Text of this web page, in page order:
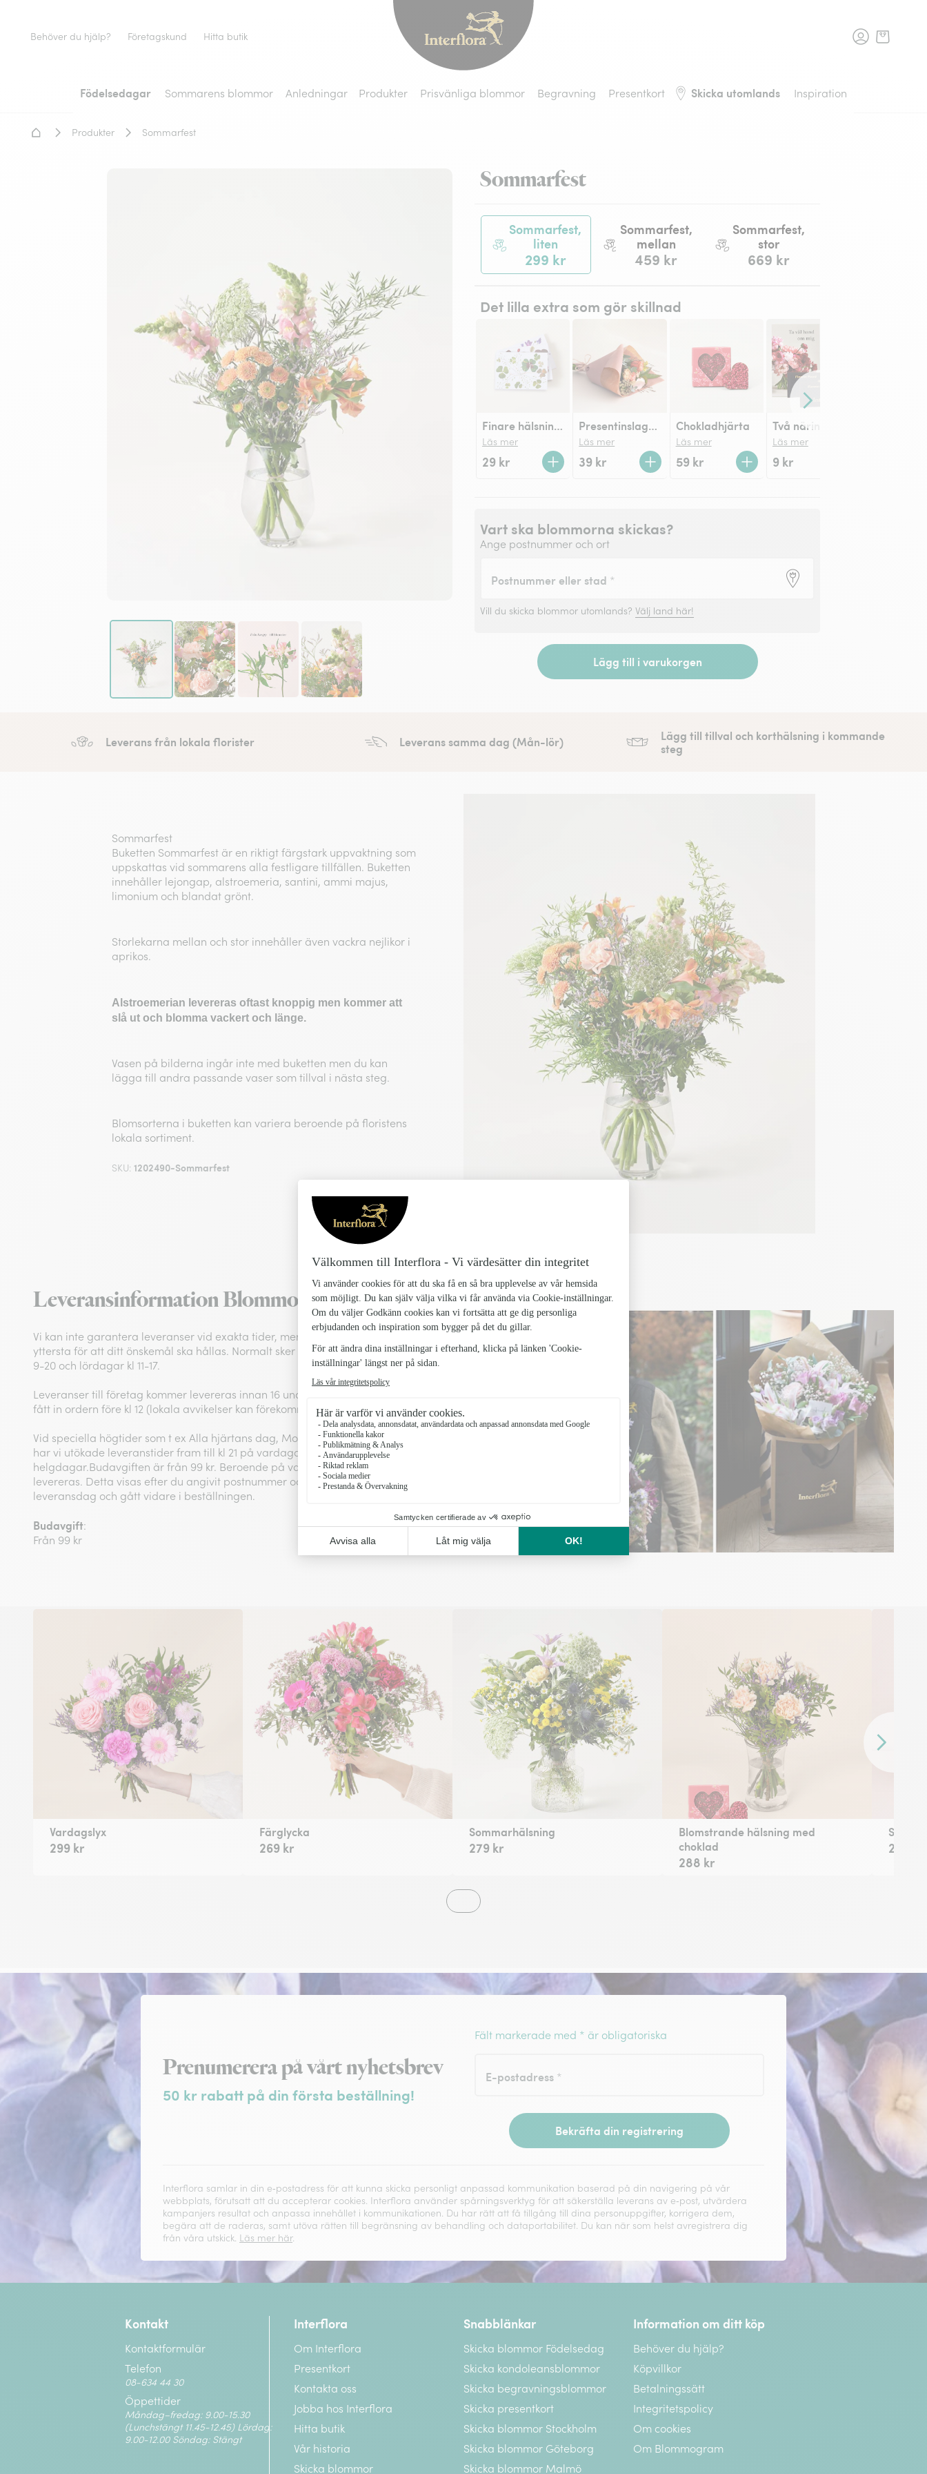
Födelsedagar Sommarens blommor Anledningar Produkter Prisvänliga blommor Begravning Presentkort Skicka utomlands Inspiration
Behöver du hjälp? Företagskund Hitta butik
Hem - Blomsterleverans
Produkter Sommarfest
Sommarfest
Sommarfest,
liten
299 kr
Sommarfest,
mellan
459 kr
Sommarfest,
stor
669 kr
Det lilla extra som gör skillnad
Framåt
Finare hälsningskort
Läs mer
29 kr
Presentinslagning
Läs mer
39 kr
Chokladhjärta
Läs mer
59 kr
Läs mer
9 kr
Vart ska blommorna skickas?
Ange postnummer och ort
Postnummer eller stad *
Vill du skicka blommor utomlands? Välj land här!
Lägg till i varukorgen
Leverans från lokala florister Leverans samma dag (Mån-lör)
Lägg till tillval och korthälsning i kommande
steg
Sommarfest
Buketten Sommarfest är en riktigt färgstark uppvaktning som
uppskattas vid sommarens alla festligare tillfällen. Buketten
innehåller lejongap, alstroemeria, santini, ammi majus,
limonium och blandat grönt.
Storlekarna mellan och stor innehåller även vackra nejlikor i
aprikos.
Alstroemerian levereras oftast knoppig men kommer att
slå ut och blomma vackert och länge.
Vasen på bilderna ingår inte med buketten men du kan
lägga till andra passande vaser som tillval i nästa steg.
Blomsorterna i buketten kan variera beroende på floristens
lokala sortiment.
SKU:1202490-Sommarfest
Leveransinformation Blommogram
Vi kan inte garantera leveranser vid exakta tider, men vi gör alltid vårt
yttersta för att ditt önskemål ska hållas. Normalt sker leveranser vardagar kl
9-20 och lördagar kl 11-17.
Leveranser till företag kommer levereras innan 16 under förutsättning att vi
fått in ordern före kl 12 (lokala avvikelser kan förekomma).
Vid speciella högtider som t ex Alla hjärtans dag, Mors dag, Fars dag och jul
har vi utökade leveranstider fram till kl 21 på vardagar och kl 20 på
helgdagar.Budavgiften är från 99 kr. Beroende på vart din beställning ska
levereras. Detta visas efter du angivit postnummer och ort och valt
leveransdag och gått vidare i beställningen.
Budavgift:
Från 99 kr
Framåt
Vardagslyx
299 kr
Färglycka
269 kr
Sommarhälsning
279 kr
Blomstrande hälsning med
choklad
288 kr
269 kr
Registrera dig för nyhetsbrev
Prenumerera på vårt nyhetsbrev
50 kr rabatt på din första beställning!
Fält markerade med * är obligatoriska
E-postadress *
Bekräfta din registrering
Interflora samlar in din e‑postadress för att kunna skicka personligt anpassad kommunikation baserad på din navigering på vår
webbplats, förutsatt att du accepterar cookies. Interflora använder spårningsverktyg för att säkerställa leverans av e‑post, utvärdera
kampanjers resultat och anpassa innehållet i kommunikationen. Du har rätt att få tillgång till dina personuppgifter, korrigera dem,
begära att de raderas, samt utöva rätten till begränsning av behandling och dataportabilitet. Du kan när som helst avregistrera dig
från våra utskick. Läs mer här.
Kontakt
Kontaktformulär
Telefon
08-634 44 30
Öppettider
Måndag–fredag: 9.00-15.30
(Lunchstängt 11.45-12.45) Lördag:
9.00-12.00 Söndag: Stängt
Interflora
Om Interflora
Presentkort
Kontakta oss
Jobba hos Interflora
Hitta butik
Vår historia
Skicka blommor
Snabblänkar
Skicka blommor Födelsedag
Skicka kondoleansblommor
Skicka begravningsblommor
Skicka presentkort
Skicka blommor Stockholm
Skicka blommor Göteborg
Skicka blommor Malmö
Information om ditt köp
Behöver du hjälp?
Köpvillkor
Betalningssätt
Integritetspolicy
Om cookies
Om Blommogram